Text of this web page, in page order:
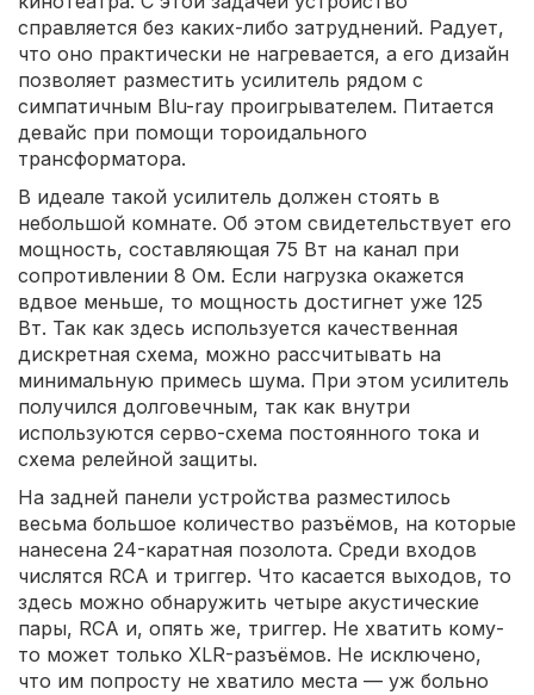
справляется без каких-либо затруднений. Радует,
что оно практически не нагревается, а его дизайн
позволяет разместить усилитель рядом с
симпатичным Blu-ray проигрывателем. Питается
девайс при помощи тороидального
трансформатора.
В идеале такой усилитель должен стоять в
небольшой комнате. Об этом свидетельствует его
мощность, составляющая 75 Вт на канал при
сопротивлении 8 Ом. Если нагрузка окажется
вдвое меньше, то мощность достигнет уже 125
Вт. Так как здесь используется качественная
дискретная схема, можно рассчитывать на
минимальную примесь шума. При этом усилитель
получился долговечным, так как внутри
используются серво-схема постоянного тока и
схема релейной защиты.
На задней панели устройства разместилось
весьма большое количество разъёмов, на которые
нанесена 24-каратная позолота. Среди входов
числятся RCA и триггер. Что касается выходов, то
здесь можно обнаружить четыре акустические
пары, RCA и, опять же, триггер. Не хватить кому-
то может только XLR-разъёмов. Не исключено,
что им попросту не хватило места — уж больно